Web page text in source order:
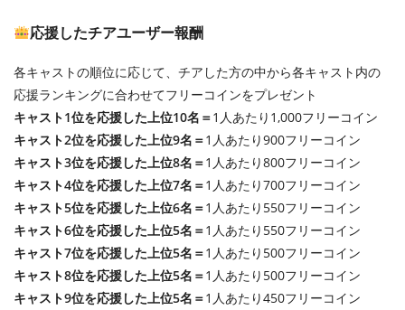
応援したチアユーザー報酬
各キャストの順位に応じて、チアした方の中から各キャスト内の
応援ランキングに合わせてフリーコインをプレゼント
キャスト1位を応援した上位10名＝1人あたり1,000フリーコイン
キャスト2位を応援した上位9名＝1人あたり900フリーコイン
キャスト3位を応援した上位8名＝1人あたり800フリーコイン
キャスト4位を応援した上位7名＝1人あたり700フリーコイン
キャスト5位を応援した上位6名＝1人あたり550フリーコイン
キャスト6位を応援した上位5名＝1人あたり550フリーコイン
キャスト7位を応援した上位5名＝1人あたり500フリーコイン
キャスト8位を応援した上位5名＝1人あたり500フリーコイン
キャスト9位を応援した上位5名＝1人あたり450フリーコイン